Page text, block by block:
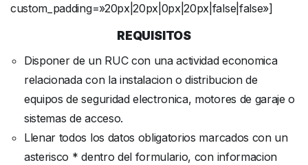
custom_padding=»20px|20px|0px|20px|false|false»]
REQUISITOS
Disponer de un RUC con una actividad economica
relacionada con la instalacion o distribucion de
equipos de seguridad electronica, motores de garaje o
sistemas de acceso.
Llenar todos los datos obligatorios marcados con un
asterisco * dentro del formulario, con informacion